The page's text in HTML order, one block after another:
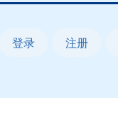
登录 注册